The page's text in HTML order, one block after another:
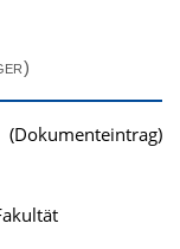
(Dokumenteintrag)